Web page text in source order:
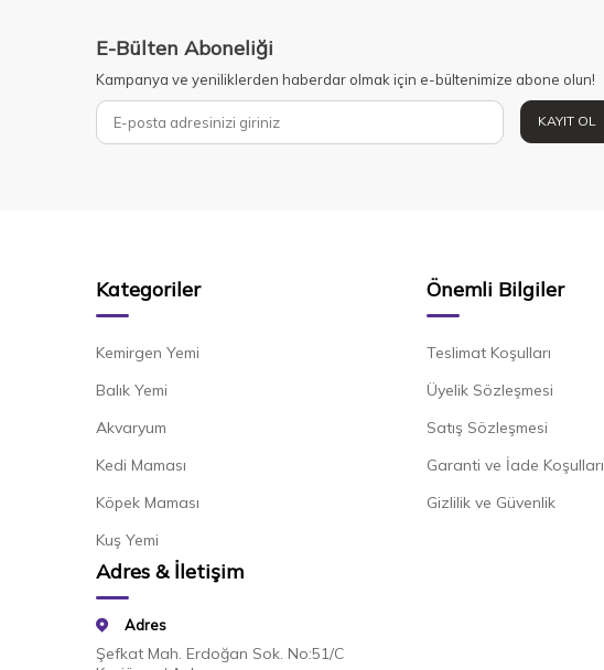
E-Bülten Aboneliği
Kampanya ve yeniliklerden haberdar olmak için e-bültenimize abone olun!
KAYIT OL
Kategoriler
Kemirgen Yemi
Balık Yemi
Akvaryum
Kedi Maması
Köpek Maması
Kuş Yemi
Önemli Bilgiler
Teslimat Koşulları
Üyelik Sözleşmesi
Satış Sözleşmesi
Garanti ve İade Koşulları
Gizlilik ve Güvenlik
Adres & İletişim
Adres
Şefkat Mah. Erdoğan Sok. No:51/C